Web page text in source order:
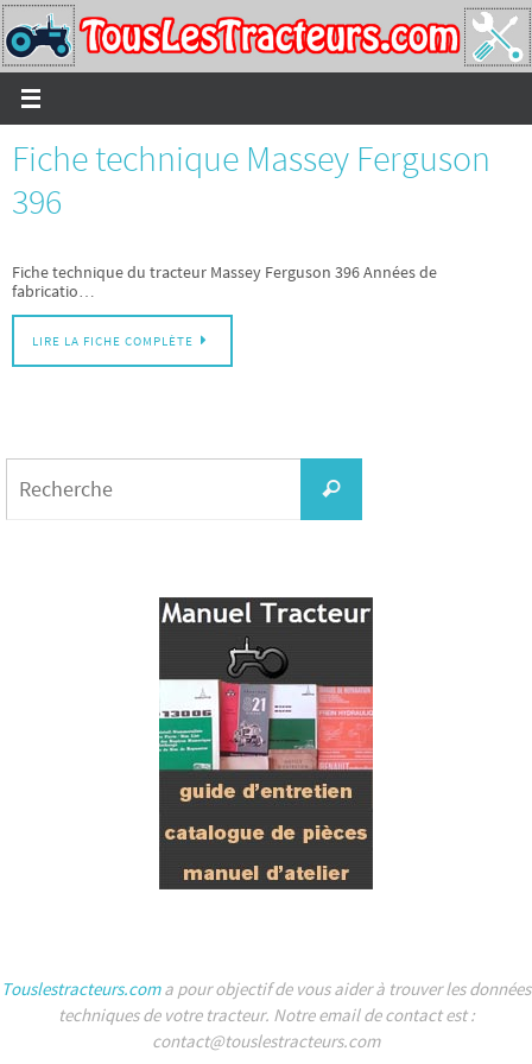
Passer
vers
le
contenu
Fiche technique Massey Ferguson
396
Fiche technique du tracteur Massey Ferguson 396 Années de
fabricatio…
LIRE LA FICHE COMPLÈTE
Recherche
Touslestracteurs.coma pour objectif de vous aider à trouver les données
techniques de votre tracteur. Notre email de contact est :
contact@touslestracteurs.com